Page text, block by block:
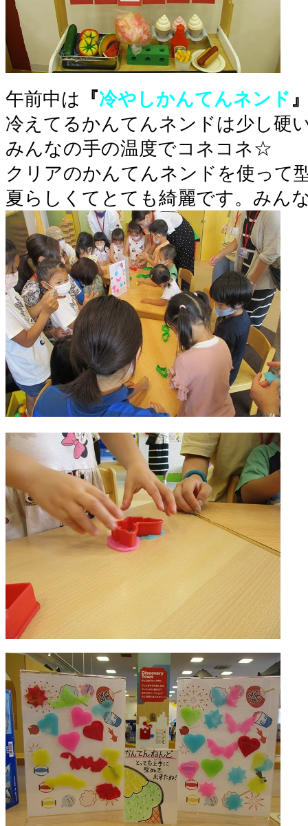
午前中は 『冷やしかんてんネンド
冷えてるかんてんネンドは少し硬
みんなの手の温度でコネコネ☆
クリアのかんてんネンドを使って
夏らしくてとても綺麗です。みん